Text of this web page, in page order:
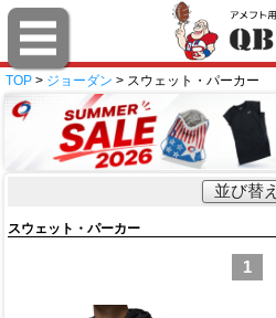
TOP > ジョーダン > スウェット・パーカー
並び替え
スウェット・パーカー
1